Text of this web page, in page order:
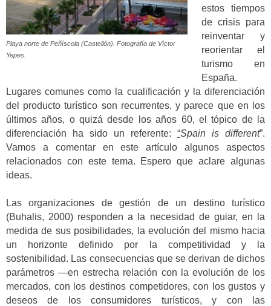
Playa norte de Peñíscola (Castellón). Fotografía de Víctor
Yepes.
estos tiempos
de crisis para
reinventar y
reorientar el
turismo en
España.
Lugares comunes como la cualificación y la diferenciación
del producto turístico son recurrentes, y parece que en los
últimos años, o quizá desde los años 60, el tópico de la
diferenciación ha sido un referente: “Spain is different”.
Vamos a comentar en este artículo algunos aspectos
relacionados con este tema. Espero que aclare algunas
ideas.
Las organizaciones de gestión de un destino turístico
(Buhalis, 2000) responden a la necesidad de guiar, en la
medida de sus posibilidades, la evolución del mismo hacia
un horizonte definido por la competitividad y la
sostenibilidad. Las consecuencias que se derivan de dichos
parámetros —en estrecha relación con la evolución de los
mercados, con los destinos competidores, con los gustos y
deseos de los consumidores turísticos, y con las